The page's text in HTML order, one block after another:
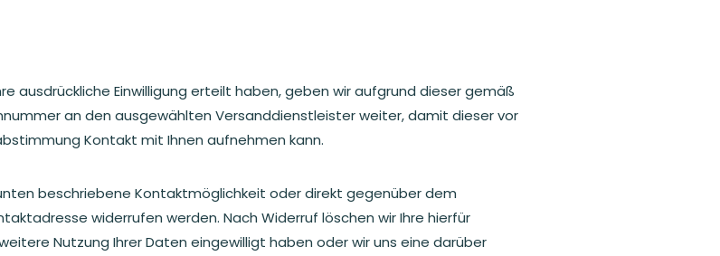
ausdrückliche Einwilligung erteilt haben, geben wir aufgrund dieser gemäß
an den ausgewählten Versanddienstleister weiter, damit dieser vor
Kontakt mit Ihnen aufnehmen kann.
beschriebene Kontaktmöglichkeit oder direkt gegenüber dem
widerrufen werden. Nach Widerruf löschen wir Ihre hierfür
Nutzung Ihrer Daten eingewilligt haben oder wir uns eine darüber